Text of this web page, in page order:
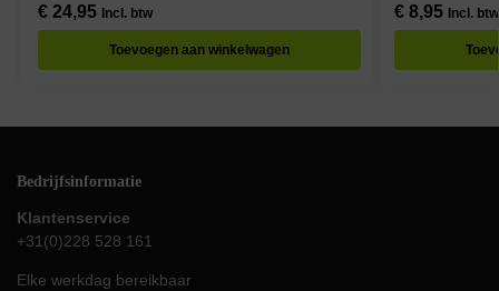
€24,95 Incl. btw
Toevoegen aan winkelwagen
€8,95 Incl. btw
Bedrijfsinformatie
Klantenservice
+31(0)228 528 161
Elke werkdag bereikbaar